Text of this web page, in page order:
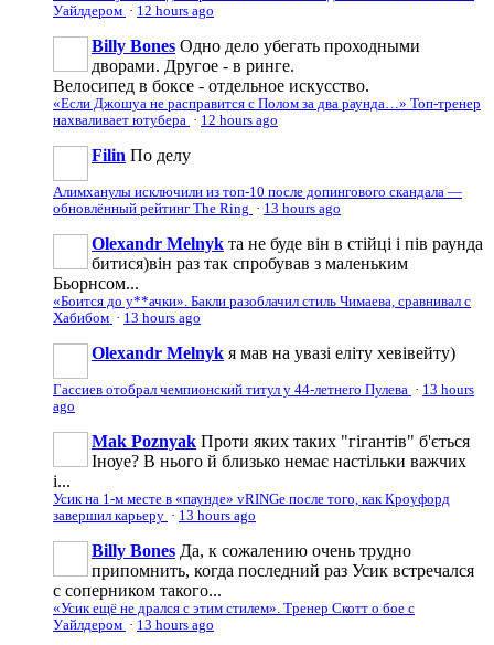
Уайлдером · 12 hours ago
Billy Bones Одно дело убегать проходными
дворами. Другое - в ринге.
Велосипед в боксе - отдельное искусство.
«Если Джошуа не расправится с Полом за два раунда…» Топ-тренер
нахваливает ютубера · 12 hours ago
Filin По делу
Алимханулы исключили из топ-10 после допингового скандала —
обновлённый рейтинг The Ring · 13 hours ago
Olexandr Melnyk та не буде він в стійці і пів раунда
битися)він раз так спробував з маленьким
Бьорнсом...
«Боится до у**ачки». Бакли разоблачил стиль Чимаева, сравнивал с
Хабибом · 13 hours ago
Olexandr Melnyk я мав на увазі еліту хевівейту)
Гассиев отобрал чемпионский титул у 44-летнего Пулева · 13 hours
ago
Mak Poznyak Проти яких таких "гігантів" б'ється
Іноуе? В нього й близько немає настільки важчих
і...
Усик на 1-м месте в «паунде» vRINGe после того, как Кроуфорд
завершил карьеру · 13 hours ago
Billy Bones Да, к сожалению очень трудно
припомнить, когда последний раз Усик встречался
с соперником такого...
«Усик ещё не дрался с этим стилем». Тренер Скотт о бое с
Уайлдером · 13 hours ago